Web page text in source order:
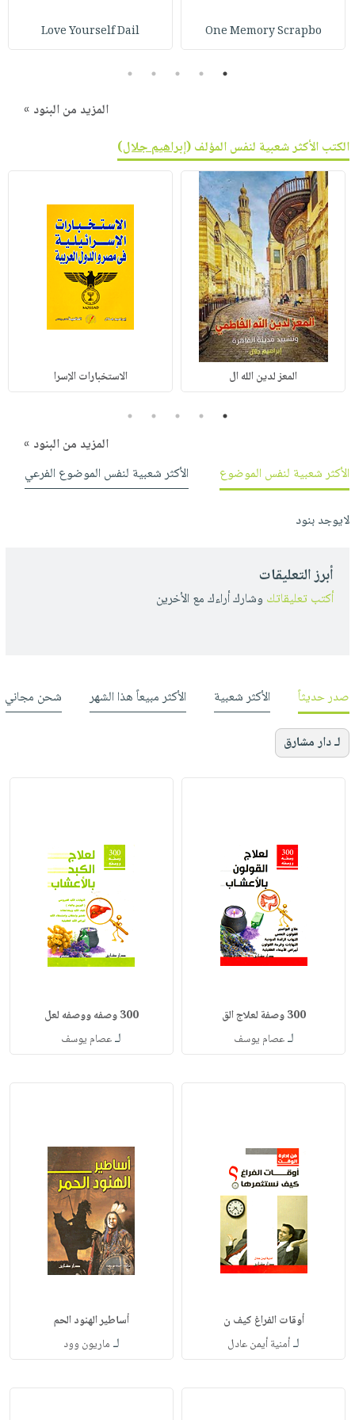
One Memory Scrapbo
Love Yourself Dail
1
2
3
4
5
المزيد من البنود »
الكتب الأكثر شعبية لنفس المؤلف (إبراهيم جلال)
المعز لدين الله ال الاستخبارات الإسرا
1
2
3
4
5
المزيد من البنود »
الأكثر شعبية لنفس الموضوع
الأكثر شعبية لنفس الموضوع الفرعي
لايوجد بنود
أبرز التعليقات
أكتب تعليقاتك وشارك أراءك مع الأخرين
صدر حديثاً الأكثر شعبية الأكثر مبيعاً هذا الشهر شحن مجاني
لـ دار مشارق
300 وصفة لعلاج الق
لـعصام يوسف
300 وصفه ووصفه لعل
لـعصام يوسف
أوقات الفراغ كيف ن
لـأمنية أيمن عادل
أساطير الهنود الحم
لـ ماريون وود